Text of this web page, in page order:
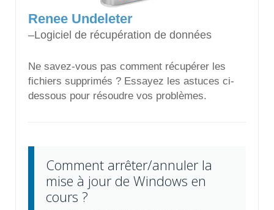
Renee Undeleter
–Logiciel de récupération de données
Ne savez-vous pas comment récupérer les
fichiers supprimés ? Essayez les astuces ci-
dessous pour résoudre vos problèmes.
Comment arrêter/annuler la
mise à jour de Windows en
cours ?